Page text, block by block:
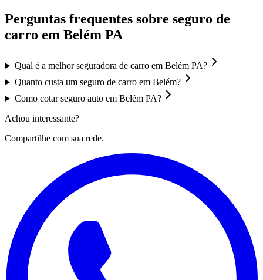
Perguntas frequentes sobre seguro de
carro em Belém PA
Qual é a melhor seguradora de carro em Belém PA?
Quanto custa um seguro de carro em Belém?
Como cotar seguro auto em Belém PA?
Achou interessante?
Compartilhe com sua rede.